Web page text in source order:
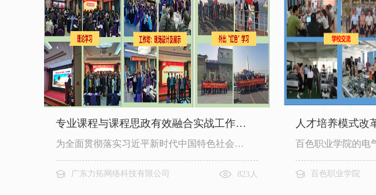
专业课程与课程思政有效融合实战工作…
为全面贯彻落实习近平新时代中国特色社会…
广东力拓网络科技有限公司 823人
人才培养模式改
百色职业学院的电
百色职业学院